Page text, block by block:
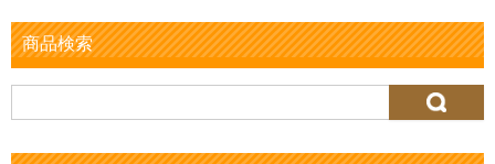
商品検索
索: